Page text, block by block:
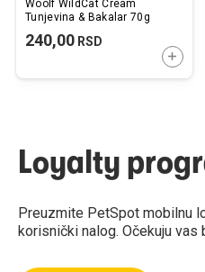
Woolf WildCat Cream
Tunjevina & Bakalar 70g
240,00 RSD
Loyalty
Preuzmite PetSpot mobilnu
korisnički nalog. Očekuju